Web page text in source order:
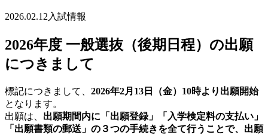
2026.02.12 入試情報
2026年度 一般選抜（後期日程）の出願
につきまして
標記につきまして、 2026年2月13日（金）10時より出願開始
となります。
出願は、 出願期間内に「出願登録」「入学検定料の支払い」
「出願書類の郵送」の ３つの手続きを全て行うことで、出願